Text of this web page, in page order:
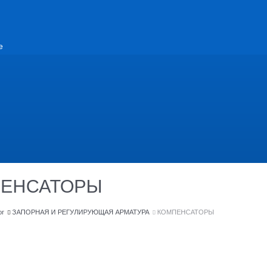
ЗАПОРНАЯ И РЕГУЛИРУЮЩАЯ АРМАТУРА КОМПЕНСАТОРЫ